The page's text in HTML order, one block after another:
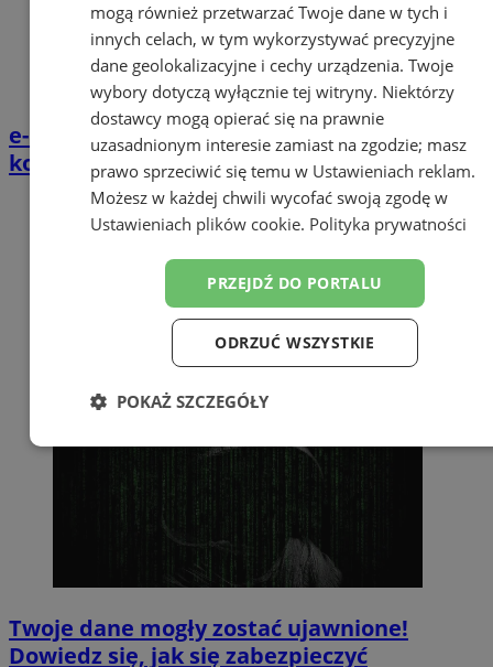
e-Doręczenia od 2026 roku. Nowy standard
kontaktu z urzędami
Twoje dane mogły zostać ujawnione!
Dowiedz się, jak się zabezpieczyć
mogą również przetwarzać Twoje dane w tych i
innych celach, w tym wykorzystywać precyzyjne
dane geolokalizacyjne i cechy urządzenia. Twoje
wybory dotyczą wyłącznie tej witryny. Niektórzy
dostawcy mogą opierać się na prawnie
uzasadnionym interesie zamiast na zgodzie; masz
prawo sprzeciwić się temu w Ustawieniach reklam.
Możesz w każdej chwili wycofać swoją zgodę w
Ustawieniach plików cookie. Polityka prywatności
PRZEJDŹ DO PORTALU
ODRZUĆ WSZYSTKIE
POKAŻ SZCZEGÓŁY
Niezbędne Wydajność Targetowanie
Funkcjonalność